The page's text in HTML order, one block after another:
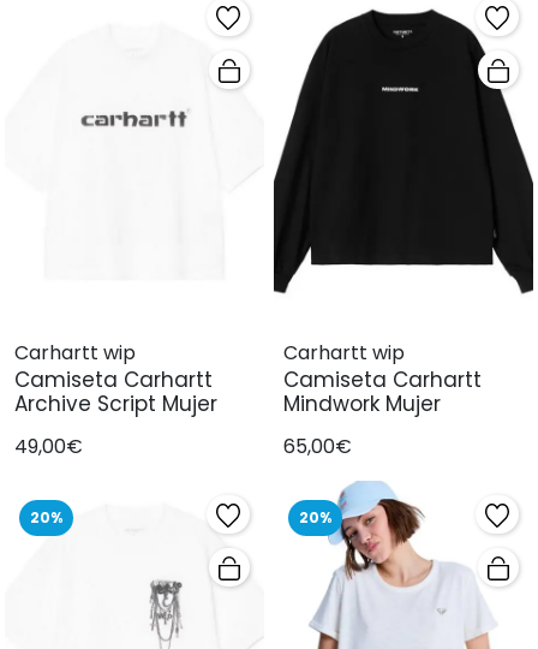
Carhartt wip
Camiseta Carhartt
Archive Script Mujer
49,00€
Carhartt wip
Camiseta Carhartt
Mindwork Mujer
65,00€
20% 20%